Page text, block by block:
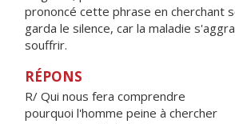
prononcé cette phrase en cherchant
garda le silence, car la maladie
souffrir.
RÉPONS
R/ Qui nous fera comprendre
pourquoi l'homme peine à chercher